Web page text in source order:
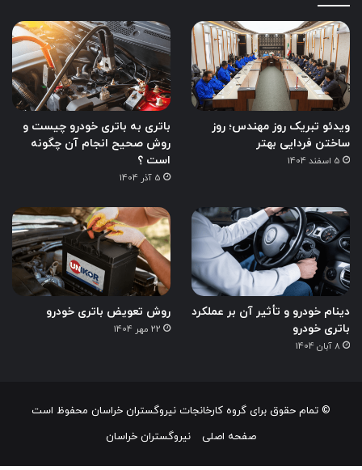
ویدئو تبریک روز مهندس؛ روز
ساختن فردایی بهتر
5 اسفند 1404
باتری به باتری خودرو چیست و
روش صحیح انجام آن چگونه
است ؟
5 آذر 1404
دینام خودرو و تأثیر آن بر عملکرد
باتری خودرو
8 آبان 1404
روش تعویض باتری خودرو
22 مهر 1404
© تمام حقوق برای گروه کارخانجات نیروگستران خراسان محفوظ است
صفحه اصلی
نیروگستران خراسان